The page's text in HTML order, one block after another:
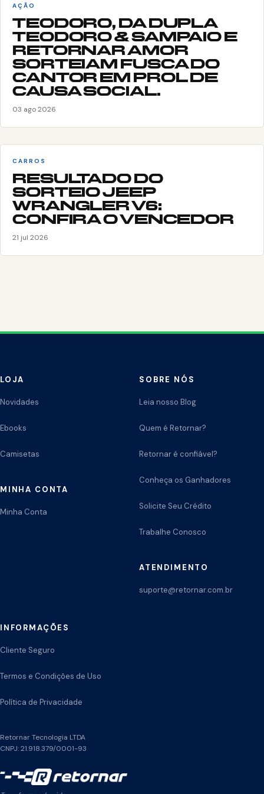
AÇÃO
TEODORO, DA DUPLA
TEODORO & SAMPAIO E
RETORNAR AMOR
SORTEIAM FUSCA DO
CANTOR EM PROL DE
CAUSA SOCIAL.
03 ago 2026
CARROS
RESULTADO DO
SORTEIO JEEP
WRANGLER V6:
CONFIRA O VENCEDOR
21 jul 2026
LOJA
Novidades
Ebooks
Camisetas
MINHA CONTA
Minha Conta
SOBRE NÓS
Leia nosso Blog
Quem é Retornar?
Retornar é confiável?
Conheça os Ganhadores
Solicite Seu Crédito
Trabalhe Conosco
ATENDIMENTO
suporte@retornar.com.br
INFORMAÇÕES
Cliente Seguro
Termos e Condições de Uso
Política de Privacidade
Retornar Tecnologia LTDA
CNPJ: 21.918.379/0001-93